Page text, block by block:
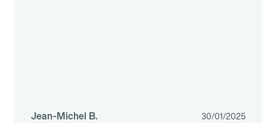
Jean-Michel B. 30/01/2025